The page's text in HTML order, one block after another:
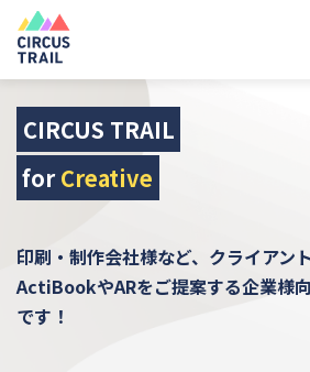
CIRCUS TRAIL
forCreative
印刷・制作会社様など、クライアン
ActiBookやARをご提案する企業様
です！